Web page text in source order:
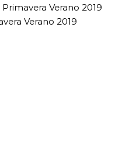
Verano 2019
Verano 2019